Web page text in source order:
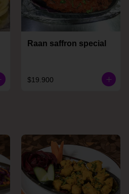
Raan saffron special
$19.900